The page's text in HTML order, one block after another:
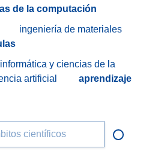
de la computación
ingeniería de materiales
informática y ciencias de la
artificial
aprendizaje
científicos